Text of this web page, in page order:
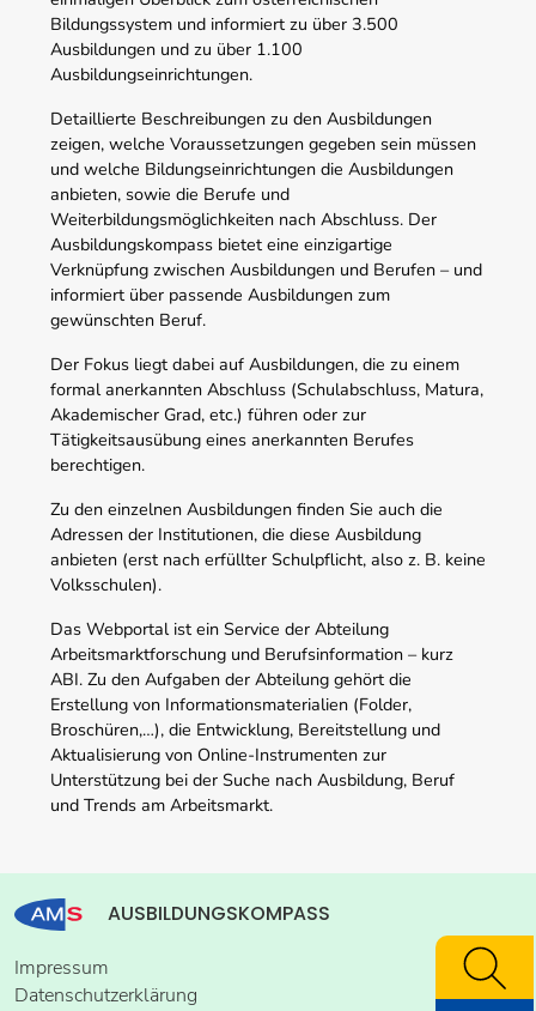
Bildungssystem und informiert zu über 3.500
Ausbildungen und zu über 1.100
Ausbildungseinrichtungen.
Detaillierte Beschreibungen zu den Ausbildungen
zeigen, welche Voraussetzungen gegeben sein müssen
und welche Bildungseinrichtungen die Ausbildungen
anbieten, sowie die Berufe und
Weiterbildungsmöglichkeiten nach Abschluss. Der
Ausbildungskompass bietet eine einzigartige
Verknüpfung zwischen Ausbildungen und Berufen – und
informiert über passende Ausbildungen zum
gewünschten Beruf.
Der Fokus liegt dabei auf Ausbildungen, die zu einem
formal anerkannten Abschluss (Schulabschluss, Matura,
Akademischer Grad, etc.) führen oder zur
Tätigkeitsausübung eines anerkannten Berufes
berechtigen.
Zu den einzelnen Ausbildungen finden Sie auch die
Adressen der Institutionen, die diese Ausbildung
anbieten (erst nach erfüllter Schulpflicht, also z. B. keine
Volksschulen).
Das Webportal ist ein Service der Abteilung
Arbeitsmarktforschung und Berufsinformation – kurz
ABI. Zu den Aufgaben der Abteilung gehört die
Erstellung von Informationsmaterialien (Folder,
Broschüren,…), die Entwicklung, Bereitstellung und
Aktualisierung von Online-Instrumenten zur
Unterstützung bei der Suche nach Ausbildung, Beruf
und Trends am Arbeitsmarkt.
AUSBILDUNGSKOMPASS
Impressum
Datenschutzerklärung